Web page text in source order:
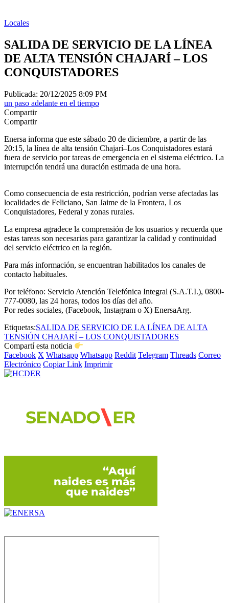
Locales
SALIDA DE SERVICIO DE LA LÍNEA
DE ALTA TENSIÓN CHAJARÍ – LOS
CONQUISTADORES
Publicada: 20/12/2025 8:09 PM
un paso adelante en el tiempo
Compartir
Compartir
Enersa informa que este sábado 20 de diciembre, a partir de las
20:15, la línea de alta tensión Chajarí–Los Conquistadores estará
fuera de servicio por tareas de emergencia en el sistema eléctrico. La
interrupción tendrá una duración estimada de una hora.
Como consecuencia de esta restricción, podrían verse afectadas las
localidades de Feliciano, San Jaime de la Frontera, Los
Conquistadores, Federal y zonas rurales.
La empresa agradece la comprensión de los usuarios y recuerda que
estas tareas son necesarias para garantizar la calidad y continuidad
del servicio eléctrico en la región.
Para más información, se encuentran habilitados los canales de
contacto habituales.
Por teléfono: Servicio Atención Telefónica Integral (S.A.T.I.), 0800-
777-0080, las 24 horas, todos los días del año.
Por redes sociales, (Facebook, Instagram o X) EnersaArg.
Etiquetas:SALIDA DE SERVICIO DE LA LÍNEA DE ALTA
TENSIÓN CHAJARÍ – LOS CONQUISTADORES
Compartí esta noticia
Facebook X Whatsapp Whatsapp Reddit Telegram Threads Correo
Electrónico Copiar Link Imprimir